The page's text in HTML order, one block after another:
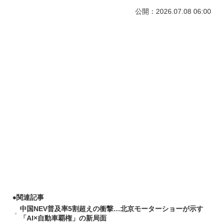
公開：2026.07.08 06:00
●関連記事
中国NEV普及率5割超えの衝撃…北京モーターショーが示す
「AI×自動車覇権」の新局面